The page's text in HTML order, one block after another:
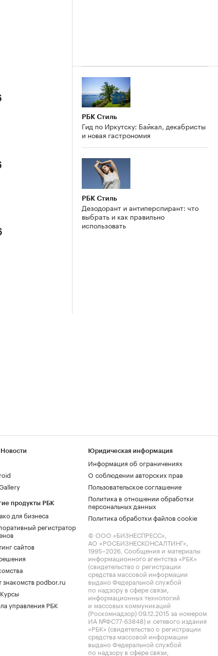
РБК Стиль
Гид по Иркутску: Байкал, декабристы
и новая гастрономия
РБК Стиль
Дезодорант и антиперспирант: что
выбрать и как правильно
использовать
продукты РБК
для бизнеса
регистратор
сайтов
знакомств podbor.ru
управления РБК
Юридическая информация
Информация об ограничениях
О соблюдении авторских прав
Пользовательское соглашение
Политика в отношении обработки
персональных данных
Политика обработки файлов cookie
© ООО «БИЗНЕСПРЕСС»,
АО «РОСБИЗНЕСКОНСАЛТИНГ»,
1995–2026. Сообщения и материалы
информационного агентства «РБК»
(свидетельство о регистрации
средства массовой информации
выдано Федеральной службой
по надзору в сфере связи,
информационных технологий
и массовых коммуникаций
(Роскомнадзор) 09.12.2015 за номером
ИА №ФС77-63848) и сетевого издания
«РБК» (свидетельство о регистрации
средства массовой информации
выдано Федеральной службой
по надзору в сфере связи,